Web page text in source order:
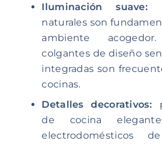
Iluminación suave:
naturales son
ambiente
colgantes de diseño
integradas son
cocinas.
Detalles decorativos:
de cocina
electrodomésticos